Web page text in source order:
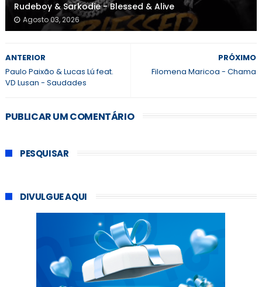
Rudeboy & Sarkodie - Blessed & Alive
Agosto 03, 2026
PRÓXIMO
Filomena Maricoa - Chama
ANTERIOR
Paulo Paixão & Lucas Lú feat.
VD Lusan - Saudades
PUBLICAR UM COMENTÁRIO
PESQUISAR
DIVULGUE AQUI